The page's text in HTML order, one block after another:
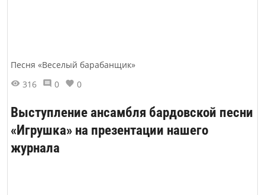
Песня «Веселый барабанщик»
316
0 0
Выступление ансамбля бардовской песни
«Игрушка» на презентации нашего
журнала